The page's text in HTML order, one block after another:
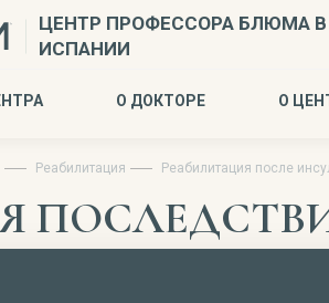
ЦЕНТР ПРОФЕССОРА БЛЮМА В
ИСПАНИИ
О ДОКТОРЕ О
Реабилитация Реабилитация после